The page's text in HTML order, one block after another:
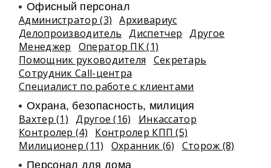
Офисный персонал
Администратор (3)
Архивариус
Делопроизводитель
Диспетчер
Другое
Менеджер
Оператор ПК (1)
Помощник руководителя
Секретарь
Сотрудник Call-центра
Специалист по работе с клиентами
Охрана, безопасность, милиция
Вахтер (1) Другое (16)
Инкассатор
Контролер (4)
Контролер КПП (5)
Милиционер (11)
Охранник (6) Сторож (8)
Персонал для дома